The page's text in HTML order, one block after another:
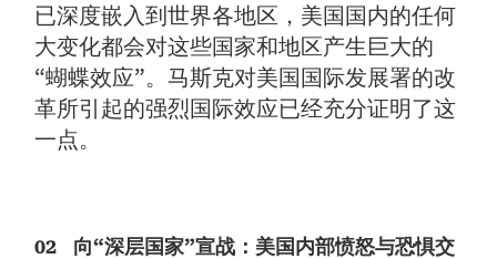
已深度嵌入到世界各地区，美国国内的任何
大变化都会对这些国家和地区产生巨大的
“蝴蝶效应”。马斯克对美国国际发展署的改
革所引起的强烈国际效应已经充分证明了这
一点。
02
向“深层国家”宣战：美国内部愤怒与恐惧交